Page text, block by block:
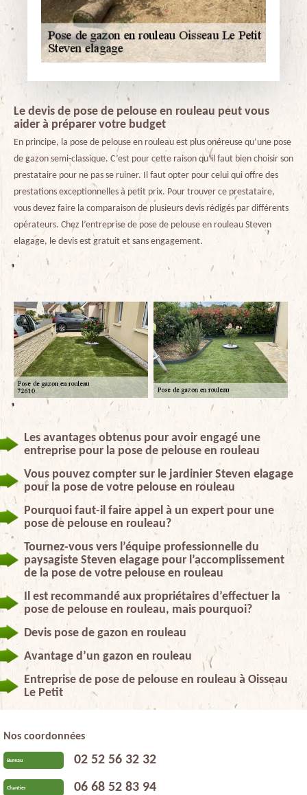
Le devis de pose de pelouse en rouleau peut vous
aider à préparer votre budget
En principe, la pose de pelouse en rouleau est plus onéreuse qu’une pose
de gazon semi-classique. C’est pour cette raison qu’il faut bien choisir son
prestataire pour ne pas se ruiner. Il faut opter pour celui qui offre des
prestations exceptionnelles à petit prix. Pour trouver ce prestataire,
vous devez faire la comparaison de plusieurs devis rédigés par différents
opérateurs. Chez l’entreprise de pose de pelouse en rouleau Steven
elagage, le devis est gratuit et sans engagement.
Les avantages obtenus pour avoir engagé une
entreprise pour la pose de pelouse en rouleau
Vous pouvez compter sur le jardinier Steven elagage
pour la pose de votre pelouse en rouleau
Pourquoi faut-il faire appel à un expert pour une
pose de pelouse en rouleau?
Tournez-vous vers l’équipe professionnelle du
paysagiste Steven elagage pour l’accomplissement
de la pose de votre pelouse en rouleau
Il est recommandé aux propriétaires d’effectuer la
pose de pelouse en rouleau, mais pourquoi?
Devis pose de gazon en rouleau
Avantage d’un gazon en rouleau
Entreprise de pose de pelouse en rouleau à Oisseau
Le Petit
Nos coordonnées
Bureau 02 52 56 32 32
Chantier 06 68 52 83 94